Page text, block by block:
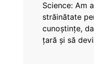
Science: Am
străinătate
cunoștințe,
țară și să